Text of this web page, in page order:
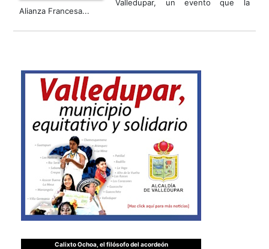
Valledupar, un evento que la
Alianza Francesa...
Calixto Ochoa, el filósofo del acordeón